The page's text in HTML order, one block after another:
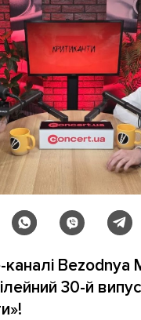
каналі Bezodnya
30-й